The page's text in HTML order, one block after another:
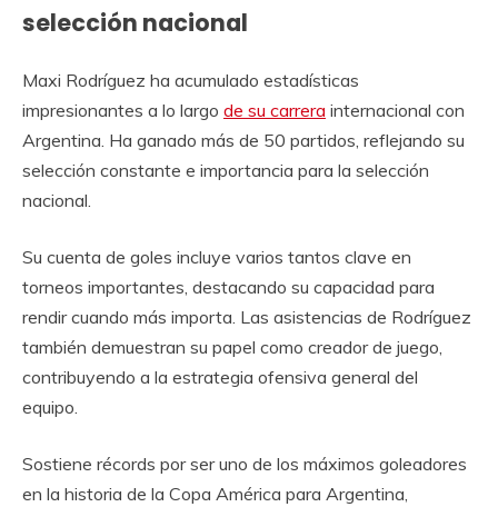
selección nacional
Maxi Rodríguez ha acumulado estadísticas
impresionantes a lo largo de su carrera internacional con
Argentina. Ha ganado más de 50 partidos, reflejando su
selección constante e importancia para la selección
nacional.
Su cuenta de goles incluye varios tantos clave en
torneos importantes, destacando su capacidad para
rendir cuando más importa. Las asistencias de Rodríguez
también demuestran su papel como creador de juego,
contribuyendo a la estrategia ofensiva general del
equipo.
Sostiene récords por ser uno de los máximos goleadores
en la historia de la Copa América para Argentina,